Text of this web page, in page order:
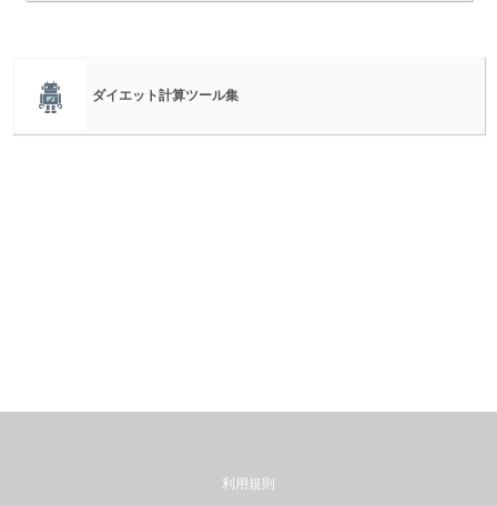
ダイエット計算ツール集
利用規則